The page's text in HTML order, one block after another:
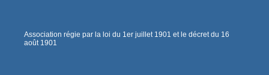
Association régie par la loi du 1er juillet 1901 et le décret du 16
août 1901